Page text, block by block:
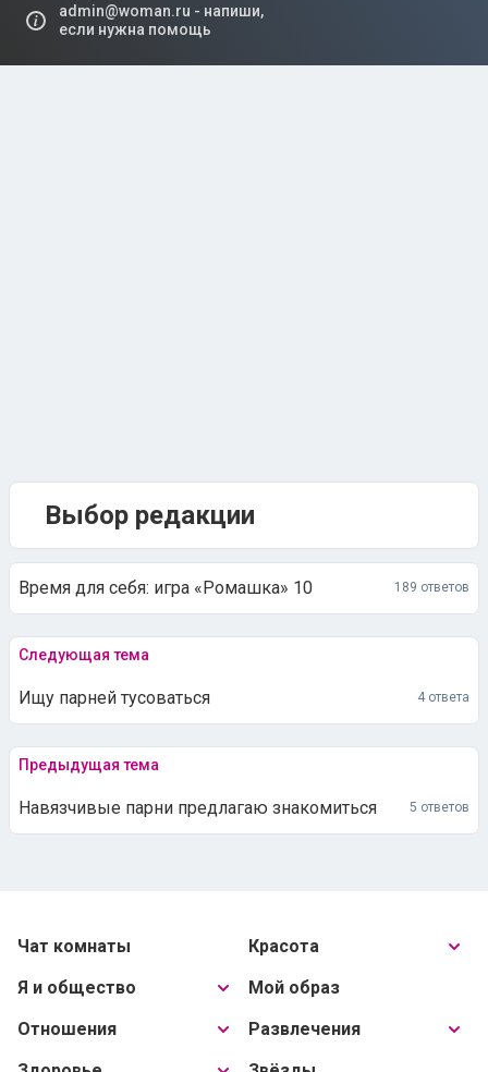
admin@woman.ru - напиши,
если нужна помощь
Выбор редакции
Время для себя: игра «Ромашка» 10 189 ответов
Следующая тема
Ищу парней тусоваться 4 ответа
Предыдущая тема
Навязчивые парни предлагаю знакомиться 5 ответов
Чат комнаты
Я и общество
Отношения
Красота
Мой образ
Развлечения